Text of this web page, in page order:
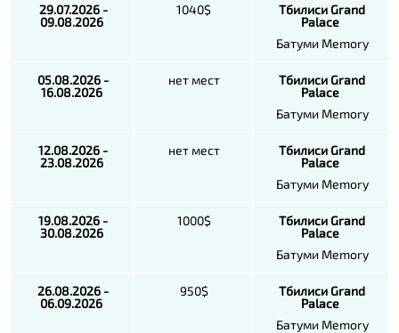
29.07.2026 -
09.08.2026
1040$ ТбилисиGrand
Palace
Батуми Memory
05.08.2026 -
16.08.2026
нет мест ТбилисиGrand
Palace
Батуми Memory
12.08.2026 -
23.08.2026
нет мест ТбилисиGrand
Palace
Батуми Memory
19.08.2026 -
30.08.2026
1000$ ТбилисиGrand
Palace
Батуми Memory
26.08.2026 -
06.09.2026
950$ ТбилисиGrand
Palace
Батуми Memory